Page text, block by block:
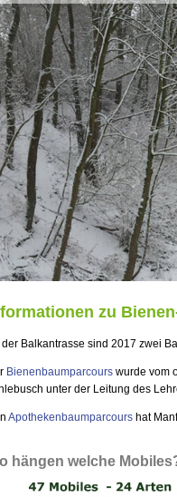
zu
der Balkantrasse sind 2017 zwei
Bienenbaumparcours wurde vom
unter der Leitung des
Apothekenbaumparcours hat
hängen welche